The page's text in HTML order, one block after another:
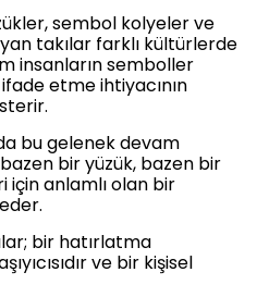
sembol kolyeler ve
takılar farklı kültürlerde
insanların semboller
etme ihtiyacının
bu gelenek devam
bir yüzük, bazen bir
için anlamlı olan bir
bir hatırlatma
ve bir kişisel